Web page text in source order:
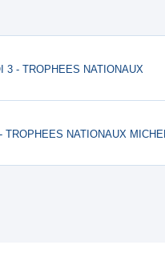
3 - TROPHEES NATIONAUX
NATIONAUX